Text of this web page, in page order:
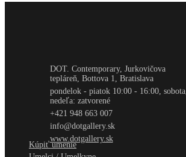
DOT. Contemporary, Jurkovičova
tepláreň, Bottova 1, Bratislava
pondelok - piatok 10:00 - 16:00, sobota,
nedeľa: zatvorené
+421 948 663 007
info@dotgallery.sk
www.dotgallery.sk
Kúpiť umenie